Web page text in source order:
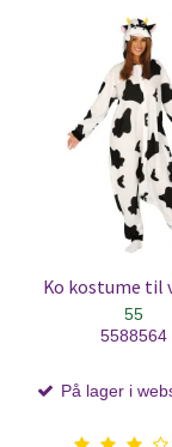
Ko kostume til
55
5588564
På lager i